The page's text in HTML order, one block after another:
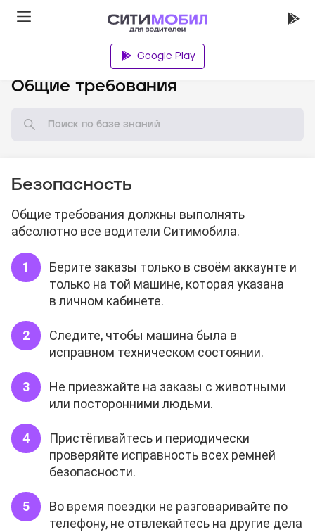
Google Play
Общие требования
Безопасность
Общие требования должны выполнять
абсолютно все водители Ситимобила.
Берите заказы только в своём аккаунте и
только на той машине, которая указана
в личном кабинете.
Следите, чтобы машина была в
исправном техническом состоянии.
Не приезжайте на заказы с животными
или посторонними людьми.
Пристёгивайтесь и периодически
проверяйте исправность всех ремней
безопасности.
Во время поездки не разговаривайте по
телефону, не отвлекайтесь на другие дела